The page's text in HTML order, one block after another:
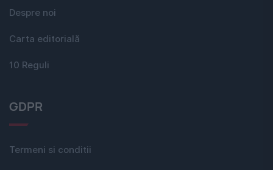
Despre noi
Carta editorială
10 Reguli
GDPR
Termeni si conditii